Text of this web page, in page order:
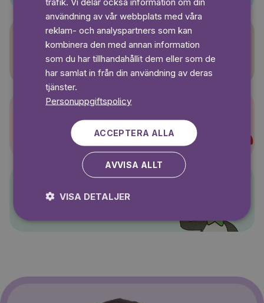
Sagasagor
Super-Charlie
Pelle Svanslös
användning av vår webbplats med våra
reklam- och analyspartners som kan
kombinera den med annan information
som du har tillhandahållit dem eller som de
har samlat in från din användning av deras
tjänster.
Personuppgiftspolicy
ACCEPTERA ALLA
AVVISA ALLT
VISA DETALJER